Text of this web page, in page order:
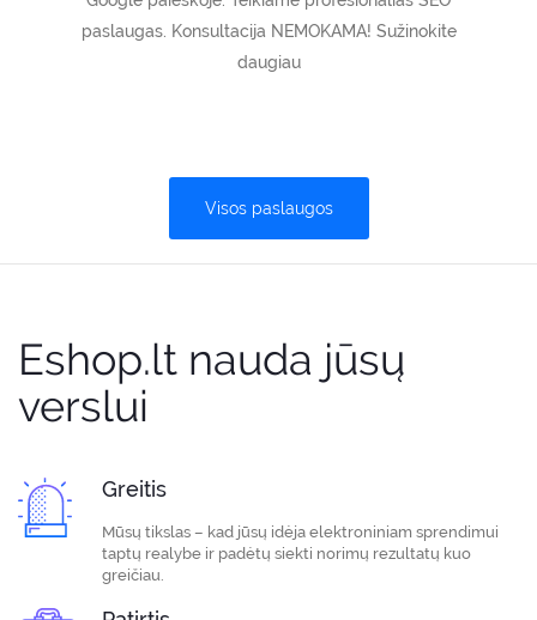
paslaugas. Konsultacija NEMOKAMA! Sužinokite
daugiau
Visos paslaugos
Eshop.lt nauda jūsų
verslui
Greitis
Mūsų tikslas – kad jūsų idėja elektroniniam sprendimui
taptų realybe ir padėtų siekti norimų rezultatų kuo
greičiau.